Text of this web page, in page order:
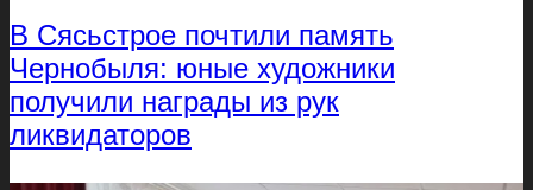
В Сясьстрое почтили память
Чернобыля: юные художники
получили награды из рук
ликвидаторов